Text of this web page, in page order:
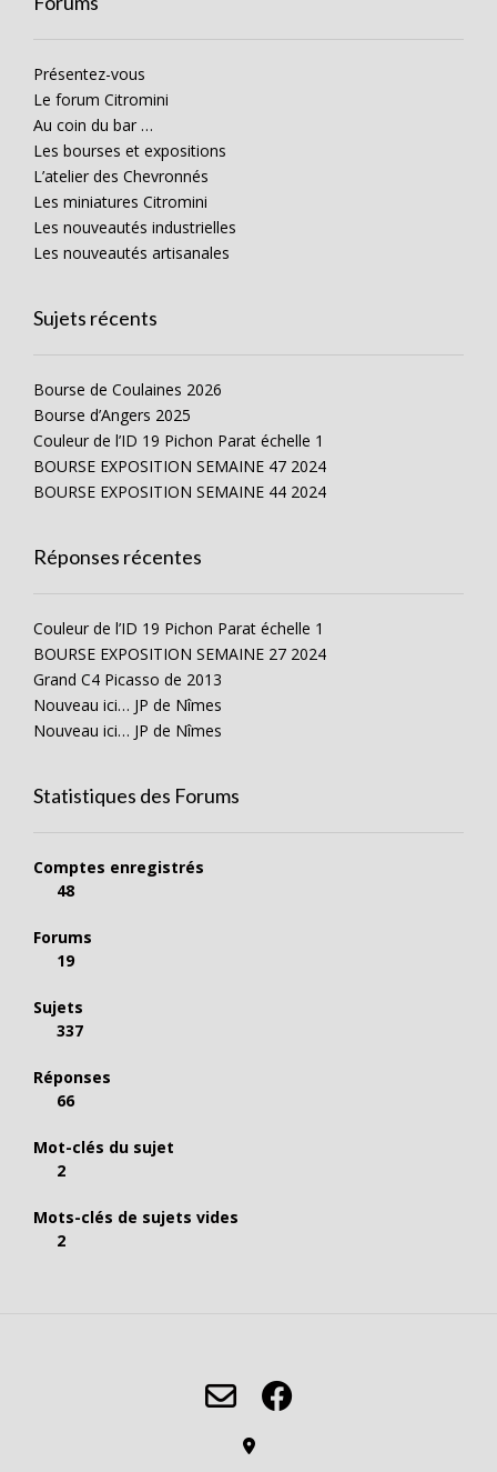
Présentez-vous
Le forum Citromini
Au coin du bar …
Les bourses et expositions
L’atelier des Chevronnés
Les miniatures Citromini
Les nouveautés industrielles
Les nouveautés artisanales
Sujets récents
Bourse de Coulaines 2026
Bourse d’Angers 2025
Couleur de l’ID 19 Pichon Parat échelle 1
BOURSE EXPOSITION SEMAINE 47 2024
BOURSE EXPOSITION SEMAINE 44 2024
Réponses récentes
Couleur de l’ID 19 Pichon Parat échelle 1
BOURSE EXPOSITION SEMAINE 27 2024
Grand C4 Picasso de 2013
Nouveau ici… JP de Nîmes
Nouveau ici… JP de Nîmes
Statistiques des Forums
Comptes enregistrés
48
Forums
19
Sujets
337
Réponses
66
Mot-clés du sujet
2
Mots-clés de sujets vides
2